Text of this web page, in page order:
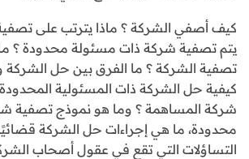
كيف أصفي الشركة ؟ ماذا يترتب على
يتم تصفية شركة ذات مسئولة محدودة ؟
تصفية الشركة ؟ ما الفرق بين حل الشركة
كيفية حل الشركة ذات المسئولية
شركة المساهمة ؟ وما هو نموذج تصفية
محدودة، ما هي إجراءات حل الشركة
التساؤلات التي تقع في عقول أصحاب